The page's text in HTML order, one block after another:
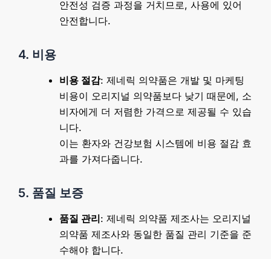
안전성 검증 과정을 거치므로, 사용에 있어
안전합니다.
4. 비용
비용 절감: 제네릭 의약품은 개발 및 마케팅
비용이 오리지널 의약품보다 낮기 때문에, 소
비자에게 더 저렴한 가격으로 제공될 수 있습
니다.
이는 환자와 건강보험 시스템에 비용 절감 효
과를 가져다줍니다.
5. 품질 보증
품질 관리: 제네릭 의약품 제조사는 오리지널
의약품 제조사와 동일한 품질 관리 기준을 준
수해야 합니다.